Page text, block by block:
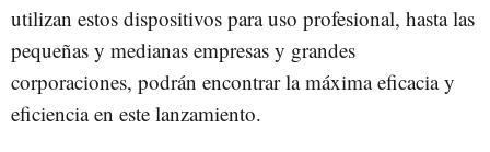
utilizan estos dispositivos para uso profesional, hasta las
pequeñas y medianas empresas y grandes
corporaciones, podrán encontrar la máxima eficacia y
eficiencia en este lanzamiento.